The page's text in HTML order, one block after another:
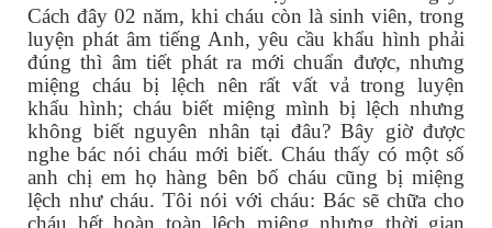
Cách đây 02 năm, khi cháu còn là sinh viên, trong
luyện phát âm tiếng Anh, yêu cầu khẩu hình phải
đúng thì âm tiết phát ra mới chuẩn được, nhưng
miệng cháu bị lệch nên rất vất vả trong luyện
khẩu hình; cháu biết miệng mình bị lệch nhưng
không biết nguyên nhân tại đâu? Bây giờ được
nghe bác nói cháu mới biết. Cháu thấy có một số
anh chị em họ hàng bên bố cháu cũng bị miệng
lệch như cháu. Tôi nói với cháu: Bác sẽ chữa cho
cháu hết hoàn toàn lệch miệng nhưng thời gian